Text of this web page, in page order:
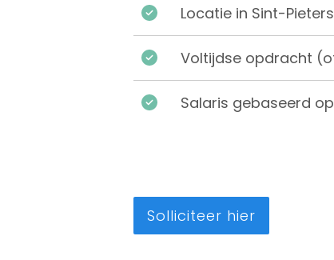
Locatie in Sint-
Voltijdse opdracht
Salaris gebaseerd
Solliciteer hier